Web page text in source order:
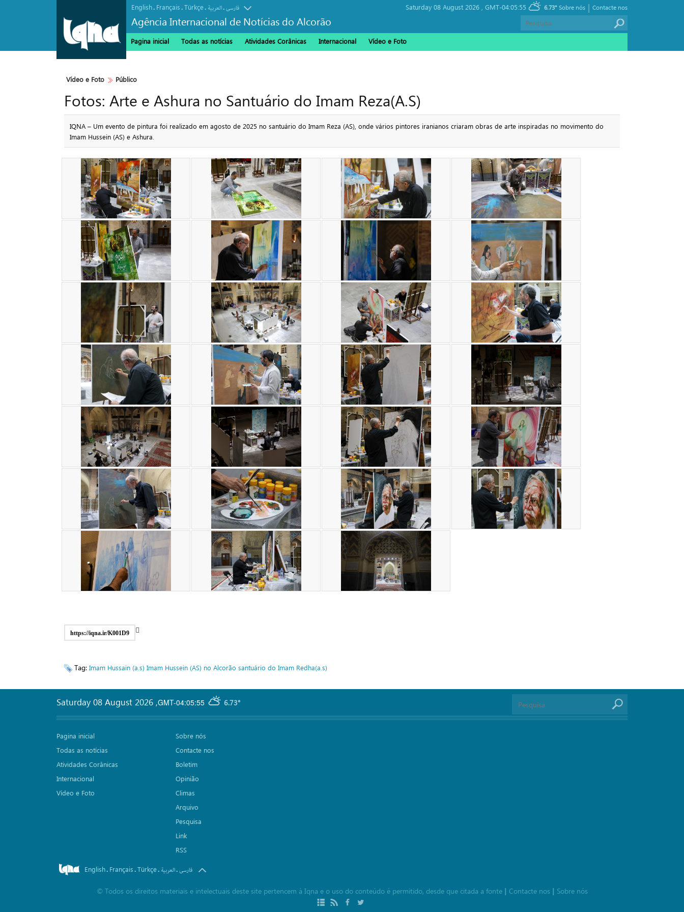
English. Français.Türkçe. العربیة.فارسی
Agência Internacional de Notícias do Alcorão
Saturday 08 August 2026 , GMT-04:05:55 6.73° Contacte nos
|
Sobre nós
Pagina inicial Todas as notícias Atividades Corânicas Internacional Vídeo e Foto
Vídeo e Foto Público
Fotos: Arte e Ashura no Santuário do Imam Reza(A.S)
IQNA – Um evento de pintura foi realizado em agosto de 2025 no santuário do Imam Reza (AS), onde vários pintores iranianos criaram obras de arte inspiradas no movimento do
Imam Hussein (AS) e Ashura.
https://iqna.ir/K001D9
Tag: Imam Hussain (a.s) Imam Hussein (AS) no Alcorão santuário do Imam Redha(a.s)
GMT-04:05:55 6.73°
Saturday 08 August 2026 ,
Pagina inicial
Todas as notícias
Atividades Corânicas
Internacional
Vídeo e Foto
Sobre nós
Contacte nos
Boletim
Opinião
Climas
Arquivo
Pesquisa
Link
RSS
English. Français.Türkçe. العربیة.فارسی
© Todos os direitos materiais e intelectuais deste site pertencem à Iqna e o uso do conteúdo é permitido, desde que citada a fonte | Contacte nos | Sobre nós